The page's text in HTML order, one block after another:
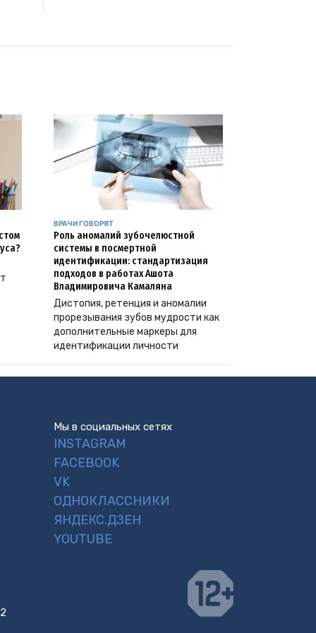
ВРАЧИ ГОВОРЯТ
Роль аномалий зубочелюстной
системы в посмертной
идентификации: стандартизация
подходов в работах Ашота
Владимировича Камаляна
Дистопия, ретенция и аномалии
прорезывания зубов мудрости как
дополнительные маркеры для
идентификации личности
Мы в социальных сетях
INSTAGRAM
FACEBOOK
VK
ОДНОКЛАССНИКИ
ЯНДЕКС.ДЗЕН
YOUTUBE